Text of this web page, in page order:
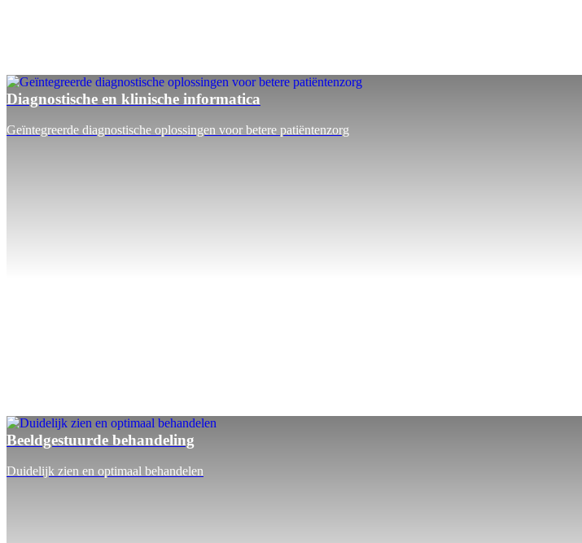
Diagnostische en klinische informatica
Geïntegreerde diagnostische oplossingen voor betere patiëntenzorg
Beeldgestuurde behandeling
Duidelijk zien en optimaal behandelen